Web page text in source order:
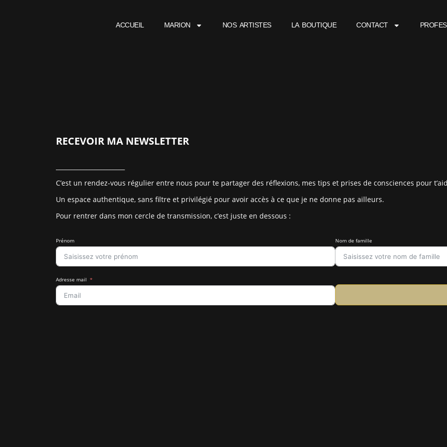
ACCUEIL MARION NOS ARTISTES LA BOUTIQUE CONTACT
RECEVOIR MA NEWSLETTER
C’est un rendez-vous régulier entre nous pour te partager des réflexions, mes tips et prises de consciences pour
Un espace authentique, sans filtre et privilégié pour avoir accès à ce que je ne donne pas ailleurs.
Pour rentrer dans mon cercle de transmission, c’est juste en dessous :
Prénom Nom de famille
Adresse mail